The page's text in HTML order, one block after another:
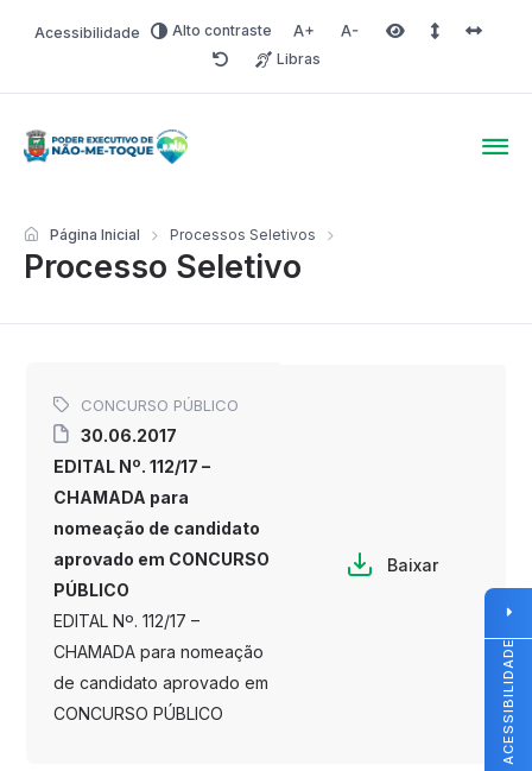
Acessibilidade Alto contraste Aumentar fonte
Diminuir fonteÁrea selecionada
Espaço
RedefinirLibras
Processo Seletivo
Página Inicial Processos Seletivos
CONCURSO PÚBLICO
30.06.2017
EDITAL Nº. 112/17 –
CHAMADA para
nomeação de candidato
aprovado em CONCURSO
PÚBLICO
EDITAL Nº. 112/17 –
CHAMADA para nomeação
de candidato aprovado em
CONCURSO PÚBLICO
Baixar
ACESSIBILIDADE